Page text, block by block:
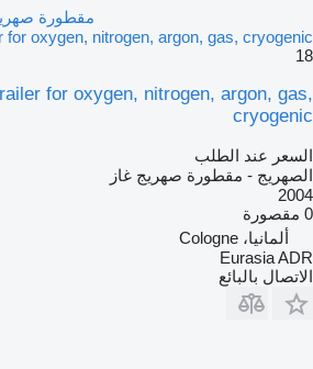
for oxygen, nitrogen, argon, gas, cryogenic
18
for oxygen, nitrogen, argon, gas,
cryogenic
السعر عند الطلب
الصهريج - مقطورة صهريج غاز
2004
0 مقصورة
ألمانيا، Cologne
Eurasia ADR
الاتصال بالبائع